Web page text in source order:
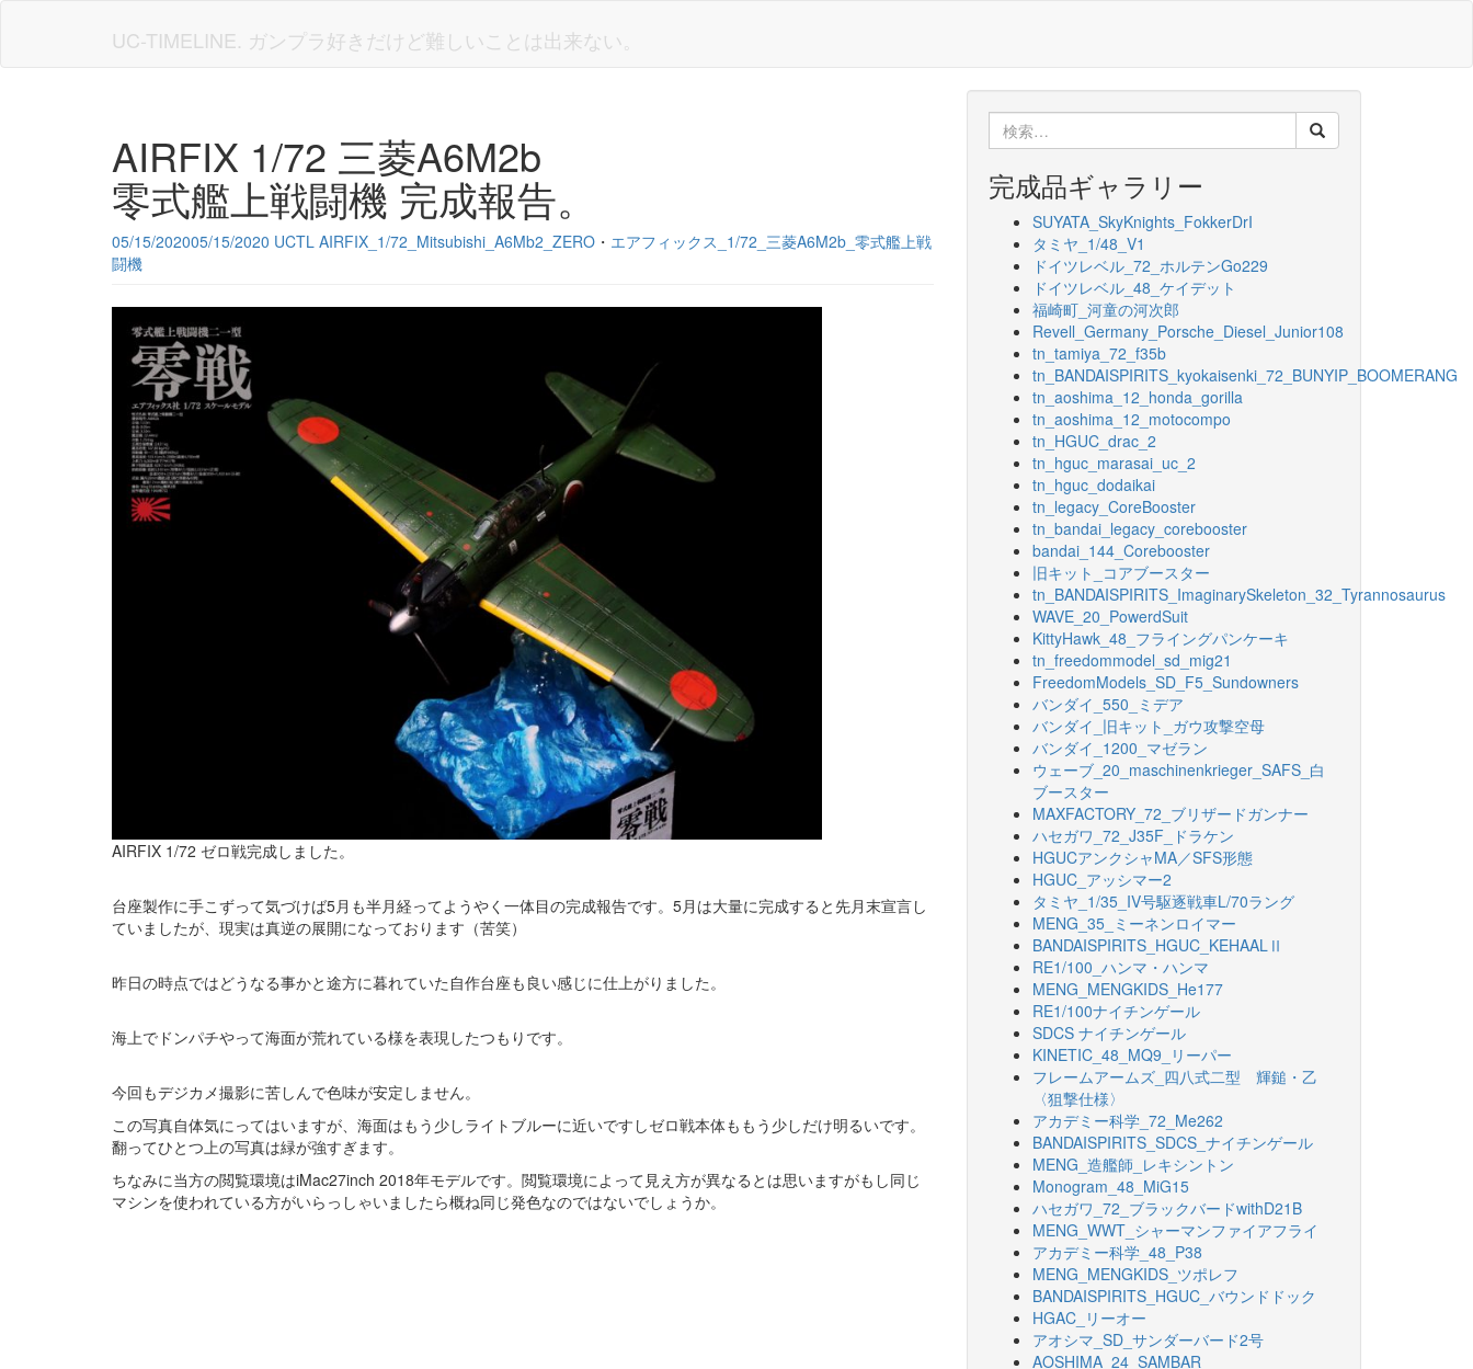
UC-TIMELINE. ガンプラ好きだけど難しいことは出来ない。
AIRFIX 1/72 三菱A6M2b
零式艦上戦闘機 完成報告。
05/15/202005/15/2020 UCTL AIRFIX_1/72_Mitsubishi_A6Mb2_ZERO ・ エアフィックス_1/72_三菱A6M2b_零式艦上戦
闘機
AIRFIX 1/72 ゼロ戦完成しました。
台座製作に手こずって気づけば5月も半月経ってようやく一体目の完成報告です。5月は大量に完成すると先月末宣言し
ていましたが、現実は真逆の展開になっております（苦笑）
昨日の時点ではどうなる事かと途方に暮れていた自作台座も良い感じに仕上がりました。
海上でドンパチやって海面が荒れている様を表現したつもりです。
今回もデジカメ撮影に苦しんで色味が安定しません。
この写真自体気にってはいますが、海面はもう少しライトブルーに近いですしゼロ戦本体ももう少しだけ明るいです。
翻ってひとつ上の写真は緑が強すぎます。
ちなみに当方の閲覧環境はiMac27inch 2018年モデルです。閲覧環境によって見え方が異なるとは思いますがもし同じ
マシンを使われている方がいらっしゃいましたら概ね同じ発色なのではないでしょうか。
索:
完成品ギャラリー
SUYATA_SkyKnights_FokkerDrI
タミヤ_1/48_V1
ドイツレベル_72_ホルテンGo229
ドイツレベル_48_ケイデット
福崎町_河童の河次郎
Revell_Germany_Porsche_Diesel_Junior108
tn_tamiya_72_f35b
tn_BANDAISPIRITS_kyokaisenki_72_BUNYIP_BOOMERANG
tn_aoshima_12_honda_gorilla
tn_aoshima_12_motocompo
tn_HGUC_drac_2
tn_hguc_marasai_uc_2
tn_hguc_dodaikai
tn_legacy_CoreBooster
tn_bandai_legacy_corebooster
bandai_144_Corebooster
旧キット_コアブースター
tn_BANDAISPIRITS_ImaginarySkeleton_32_Tyrannosaurus
WAVE_20_PowerdSuit
KittyHawk_48_フライングパンケーキ
tn_freedommodel_sd_mig21
FreedomModels_SD_F5_Sundowners
バンダイ_550_ミデア
バンダイ_旧キット_ガウ攻撃空母
バンダイ_1200_マゼラン
ウェーブ_20_maschinenkrieger_SAFS_白
ブースター
MAXFACTORY_72_ブリザードガンナー
ハセガワ_72_J35F_ドラケン
HGUCアンクシャMA／SFS形態
HGUC_アッシマー2
タミヤ_1/35_IV号駆逐戦車L/70ラング
MENG_35_ミーネンロイマー
BANDAISPIRITS_HGUC_KEHAALⅡ
RE1/100_ハンマ・ハンマ
MENG_MENGKIDS_He177
RE1/100ナイチンゲール
SDCS ナイチンゲール
KINETIC_48_MQ9_リーパー
フレームアームズ_四八式二型 輝鎚・乙
〈狙撃仕様〉
アカデミー科学_72_Me262
BANDAISPIRITS_SDCS_ナイチンゲール
MENG_造艦師_レキシントン
Monogram_48_MiG15
ハセガワ_72_ブラックバードwithD21B
MENG_WWT_シャーマンファイアフライ
アカデミー科学_48_P38
MENG_MENGKIDS_ツポレフ
BANDAISPIRITS_HGUC_バウンドドック
HGAC_リーオー
アオシマ_SD_サンダーバード2号
AOSHIMA_24_SAMBAR